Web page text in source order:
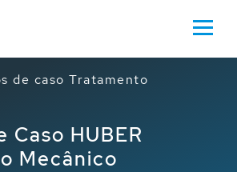
de caso Tratamento
Caso HUBER
Mecânico